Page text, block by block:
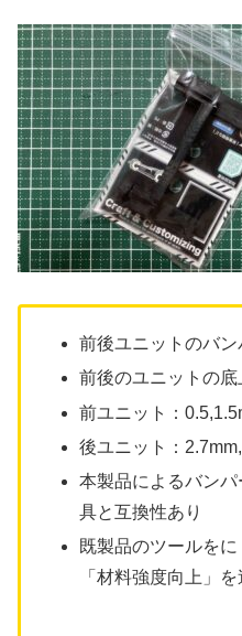
前後ユニットのバ
前後のユニットの
前ユニット：
後ユニット：
本製品によるバン
具と互換性あり
既製品のツールをに
「材料強度向上」を